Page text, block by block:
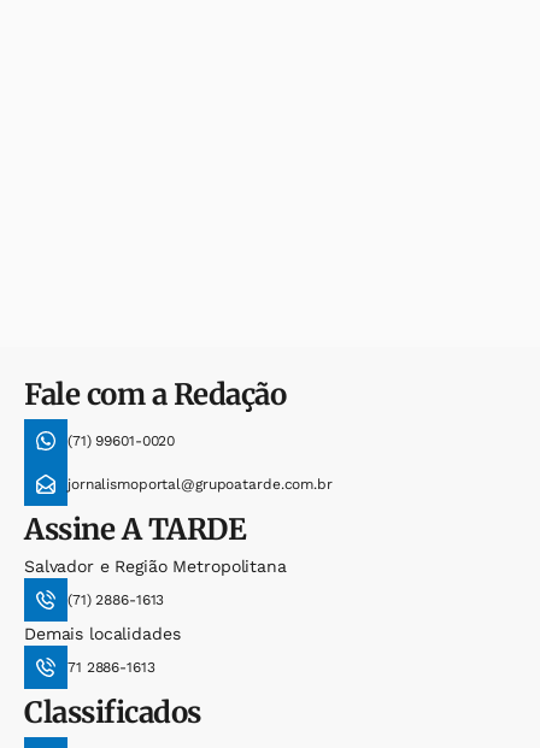
Fale com a Redação
(71) 99601-0020
jornalismoportal@grupoatarde.com.br
AssineA TARDE
Salvador e Região Metropolitana
(71) 2886-1613
Demais localidades
71 2886-1613
Classificados